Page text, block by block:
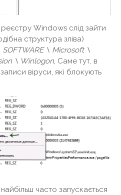
Windows слід зайти
структура зліва)
SOFTWARE \ Microsoft \
\ Winlogon, Саме тут, в
віруси, які блокують
часто запускається